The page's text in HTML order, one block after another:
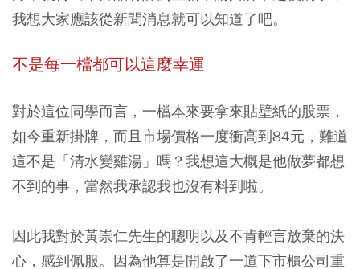
我想大家應該從新聞消息就可以知道了吧。
不是每一檔都可以這麼幸運
對於這位同學而言，一檔本來要拿來貼壁紙的股票，
如今重新掛牌，而且市場價格一度衝高到84元，難道
這不是「清水變雞湯」嗎？我想這大概是他做夢都想
不到的事，當然我承認我也沒有料到啦。
因此我對於黃崇仁先生的聰明以及不肯輕言放棄的決
心，感到佩服。因為他算是開啟了一道下市櫃公司重